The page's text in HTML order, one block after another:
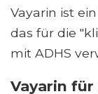
Vayarin ist
das für die
mit ADHS
Vayarin für